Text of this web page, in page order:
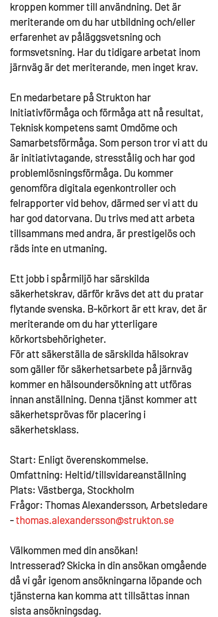
kroppen kommer till användning. Det är
meriterande om du har utbildning och/eller
erfarenhet av påläggsvetsning och
formsvetsning. Har du tidigare arbetat inom
järnväg är det meriterande, men inget krav.
En medarbetare på Strukton har
Initiativförmåga och förmåga att nå resultat,
Teknisk kompetens samt Omdöme och
Samarbetsförmåga. Som person tror vi att du
är initiativtagande, stresstålig och har god
problemlösningsförmåga. Du kommer
genomföra digitala egenkontroller och
felrapporter vid behov, därmed ser vi att du
har god datorvana. Du trivs med att arbeta
tillsammans med andra, är prestigelös och
räds inte en utmaning.
Ett jobb i spårmiljö har särskilda
säkerhetskrav, därför krävs det att du pratar
flytande svenska. B-körkort är ett krav, det är
meriterande om du har ytterligare
körkortsbehörigheter.
För att säkerställa de särskilda hälsokrav
som gäller för säkerhetsarbete på järnväg
kommer en hälsoundersökning att utföras
innan anställning. Denna tjänst kommer att
säkerhetsprövas för placering i
säkerhetsklass.
Start: Enligt överenskommelse.
Omfattning: Heltid/tillsvidareanställning
Plats: Västberga, Stockholm
Frågor: Thomas Alexandersson, Arbetsledare
-thomas.alexandersson@strukton.se
Välkommen med din ansökan!
Intresserad? Skicka in din ansökan omgående
då vi går igenom ansökningarna löpande och
tjänsterna kan komma att tillsättas innan
sista ansökningsdag.